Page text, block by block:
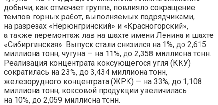
добычи, как отмечает группа, повлияло сокращение
темпов горных работ, выполняемых подрядчиками,
на разрезах «Нерюнгринский» и «Красногорский»,
а также перемонтаж лав на шахте имени Ленина и шахте
«Сибиргинская». Выпуск стали снизился на 1%, до 2,615
миллиона тонн, чугуна — на 11%, до 2,358 миллиона тонн.
Реализация концентрата коксующегося угля (ККУ)
сократилась на 23%, до 3,434 миллиона тонн,
железорудного концентрата (ЖРК) — на 33%, до 1,108
миллиона тонн, коксовой продукции увеличилась
на 10%, до 2,059 миллиона тонн.